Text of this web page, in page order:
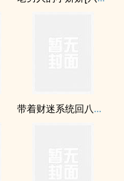
带着财迷系统回八零[重生]